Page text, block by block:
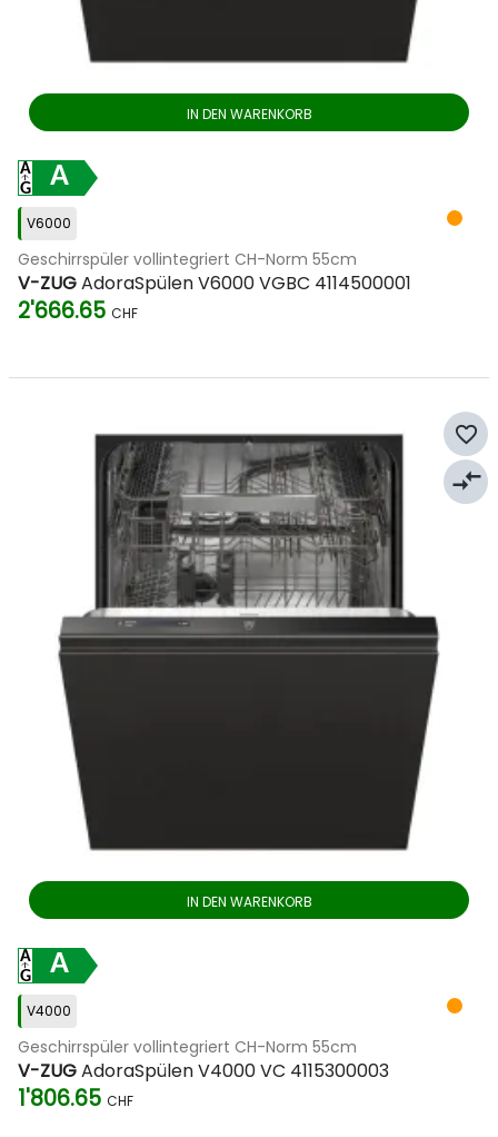
IN DEN WARENKORB
A
V6000
Geschirrspüler vollintegriert CH-Norm 55cm
V-ZUGAdoraSpülen V6000 VGBC 4114500001
2'666.65 CHF
IN DEN WARENKORB
A
V4000
Geschirrspüler vollintegriert CH-Norm 55cm
V-ZUGAdoraSpülen V4000 VC 4115300003
1'806.65 CHF
favorite_border
compare_arrows